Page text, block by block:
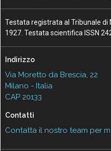
Testata registrata al Tribunale
1927. Testata scientifica ISSN
Indirizzo
Via Moretto da Brescia, 22
Milano - Italia
CAP 20133
Contatti
Contatta il nostro team per